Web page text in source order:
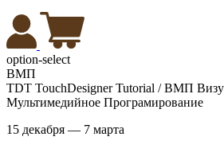
option-select
ВМП
TDT TouchDesigner Tutorial / ВМП
Мультимедийное Програмирование
15 декабря — 7 марта